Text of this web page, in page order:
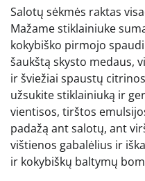
Salotų sėkmės raktas
Mažame stiklainiuke
kokybiško pirmojo
šaukštą skysto medaus,
ir šviežiai spaustų
užsukite stiklainiuką ir
vientisos, tirštos
padažą ant salotų, ant
vištienos gabalėlius ir
ir kokybiškų baltymų